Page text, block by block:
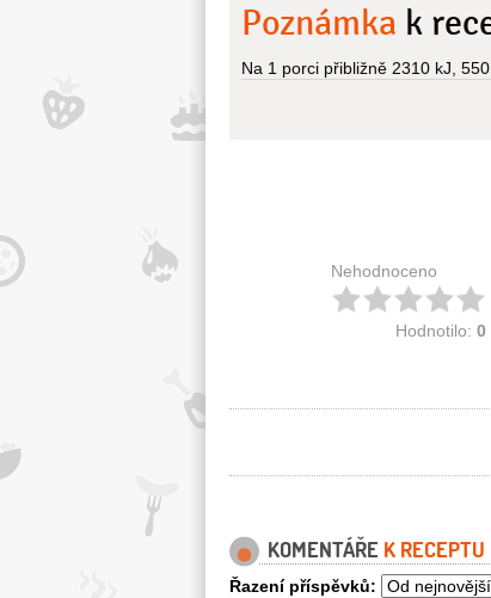
Poznámka k
Na 1 porci přibližně 2310 kJ,
Nehodnoceno
Hodnotilo: 0
KOMENTÁŘE K RECEPTU
Řazení příspěvků: